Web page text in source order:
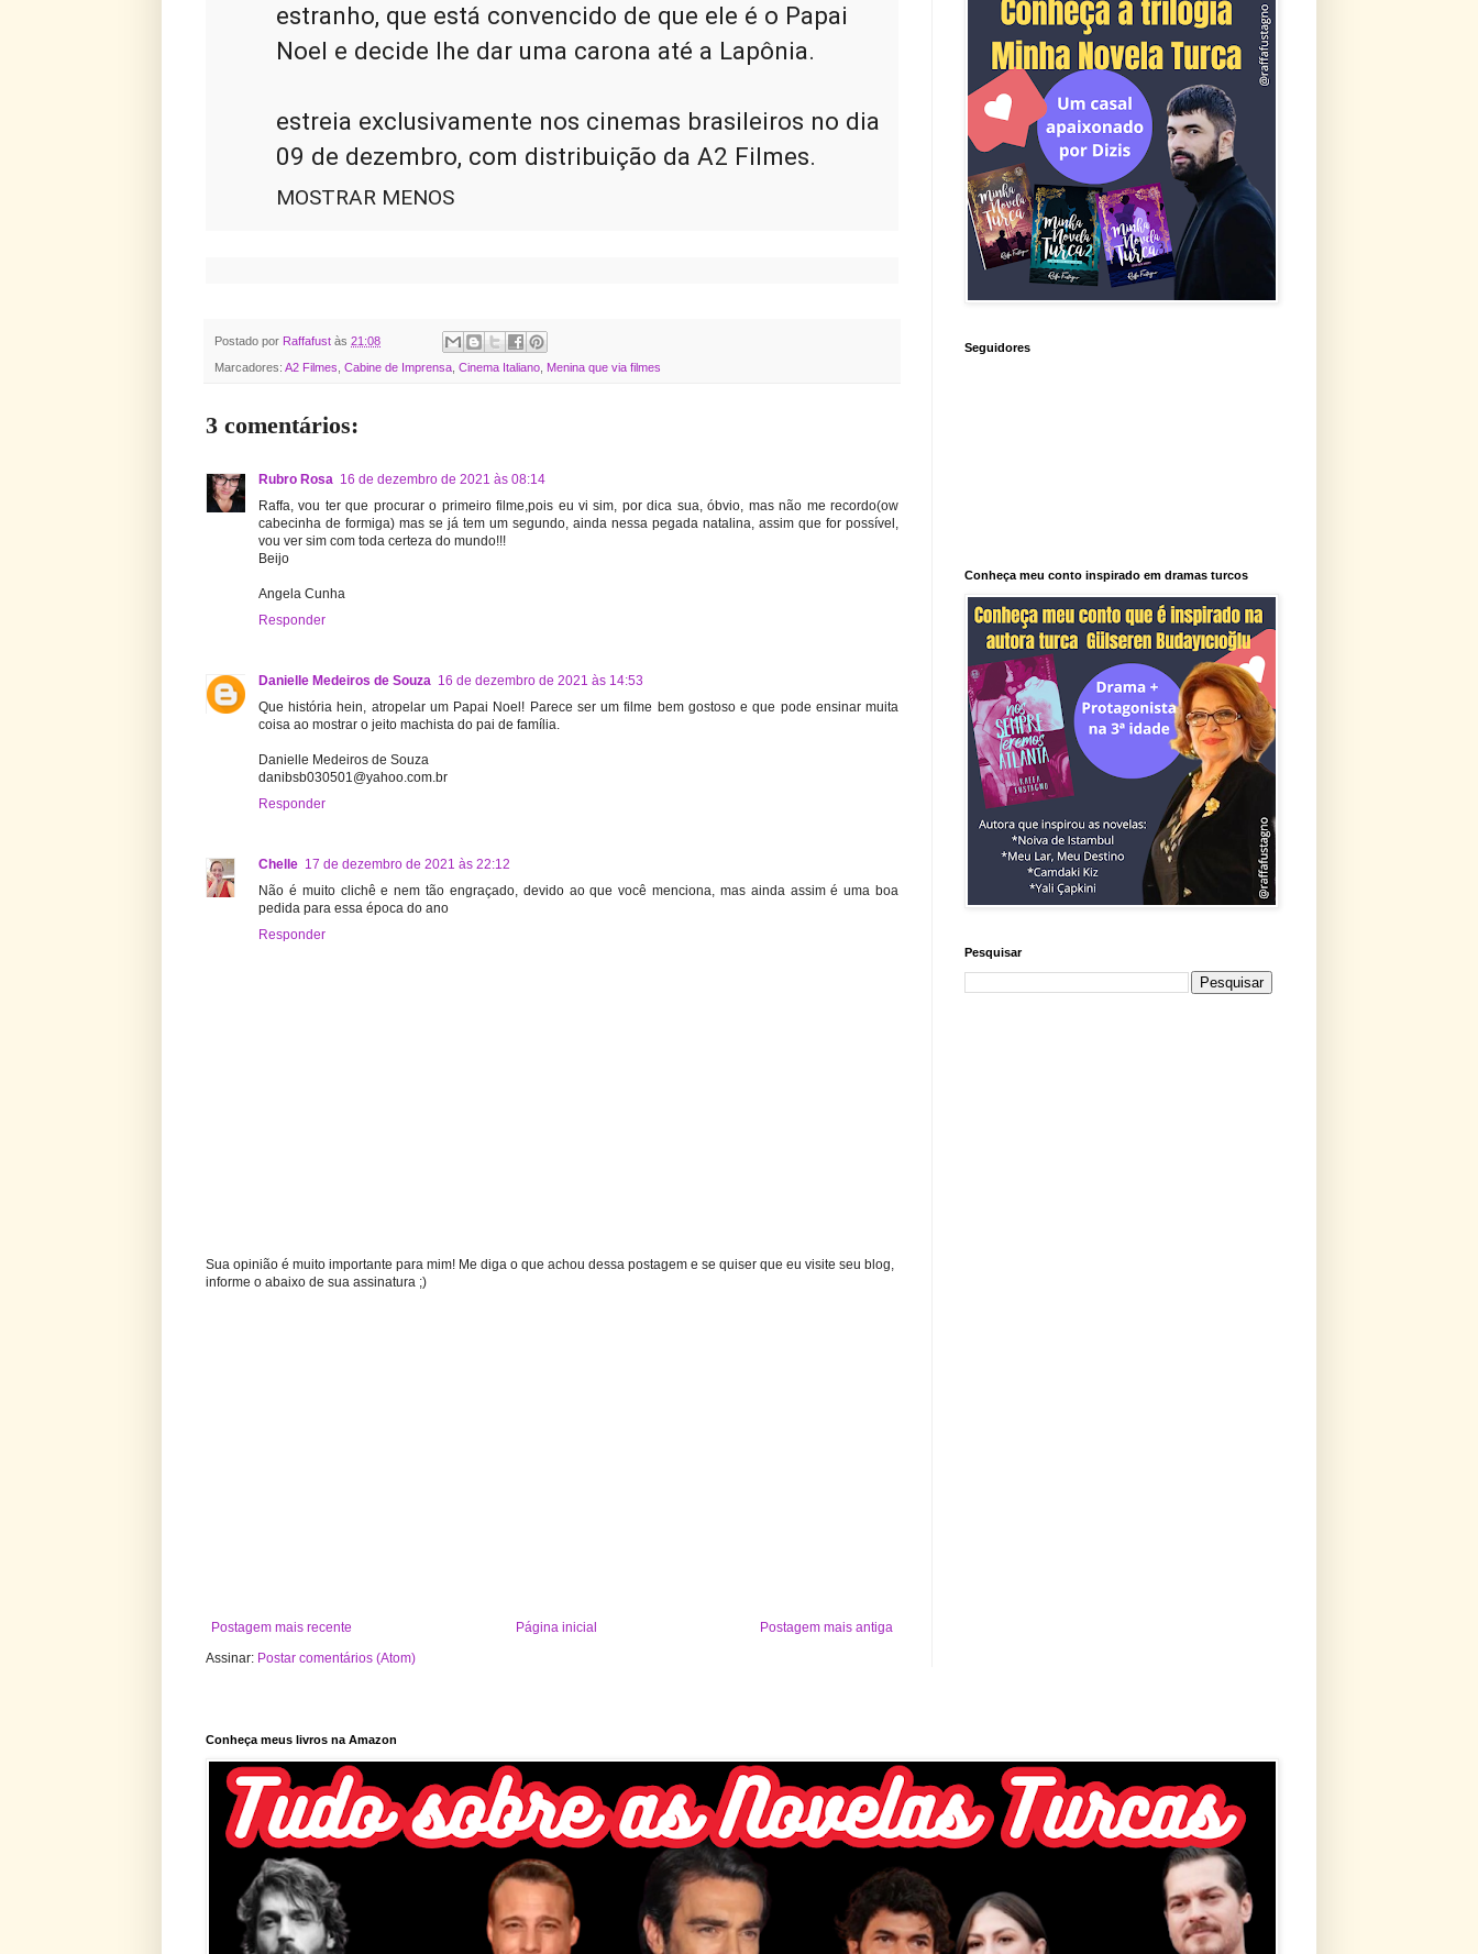
estranho, que está convencido de que ele é o Papai
Noel e decide lhe dar uma carona até a Lapônia.
estreia exclusivamente nos cinemas brasileiros no dia
09 de dezembro, com distribuição da A2 Filmes.
MOSTRAR MENOS
Postado por Raffafust às 21:08
Marcadores: A2 Filmes Cabine de Imprensa Cinema Italiano Menina que via filmes
3 comentários:
Rubro Rosa 16 de dezembro de 2021 às 08:14
Raffa, vou ter que procurar o primeiro filme,pois eu vi sim, por dica sua, óbvio, mas não me recordo(ow
cabecinha de formiga) mas se já tem um segundo, ainda nessa pegada natalina, assim que for possível,
vou ver sim com toda certeza do mundo!!!
Beijo
Angela Cunha
Responder
Danielle Medeiros de Souza 16 de dezembro de 2021 às 14:53
Que história hein, atropelar um Papai Noel! Parece ser um filme bem gostoso e que pode ensinar muita
coisa ao mostrar o jeito machista do pai de família.
Danielle Medeiros de Souza
danibsb030501@yahoo.com.br
Responder
Chelle 17 de dezembro de 2021 às 22:12
Não é muito clichê e nem tão engraçado, devido ao que você menciona, mas ainda assim é uma boa
pedida para essa época do ano
Responder
Sua opinião é muito importante para mim! Me diga o que achou dessa postagem e se quiser que eu visite seu blog,
informe o abaixo de sua assinatura ;)
Postagem mais recente Postagem mais antiga
Página inicial
Assinar: Postar comentários (Atom)
Seguidores
Conheça meu conto inspirado em dramas turcos
Pesquisar
Conheça meus livros na Amazon